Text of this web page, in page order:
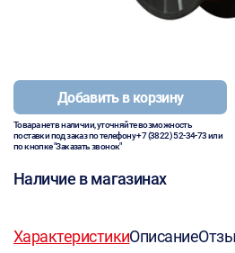
Добавить в корзину
Товара нет в наличии, уточняйте возможность
поставки под заказ по телефону+7 (3822) 52-34-73или
по кнопке "Заказать звонок"
Наличие в магазинах
ХарактеристикиОписание